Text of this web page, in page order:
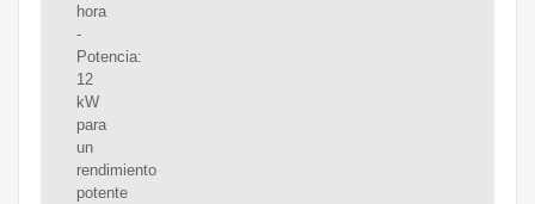
hora
-
Potencia:
12
kW
para
un
rendimiento
potente